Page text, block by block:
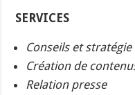
SERVICES
Conseils et
Création de
Relation presse